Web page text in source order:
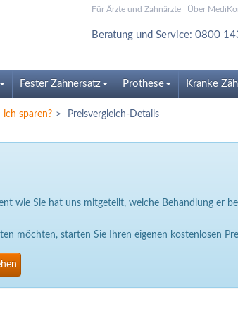
Für Ärzte und Zahnärzte| Über
Beratung und Service: 0800
Fester Zahnersatz Prothese Kranke
ich sparen? Preisvergleich-Details
wie Sie hat uns mitgeteilt, welche Behandlung er
möchten, starten Sie Ihren eigenen kostenlosen